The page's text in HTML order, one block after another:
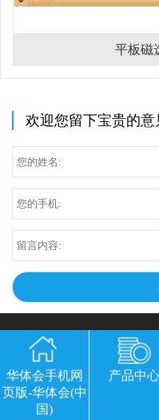
平板磁
欢迎您留下宝贵的意
华体会手机网
页版-华体会(中
国)
产品中心